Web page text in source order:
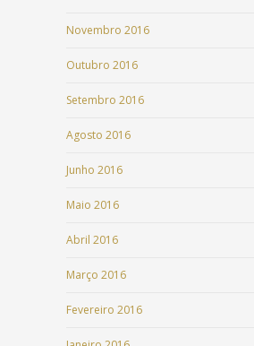
Novembro 2016
Outubro 2016
Setembro 2016
Agosto 2016
Junho 2016
Maio 2016
Abril 2016
Março 2016
Fevereiro 2016